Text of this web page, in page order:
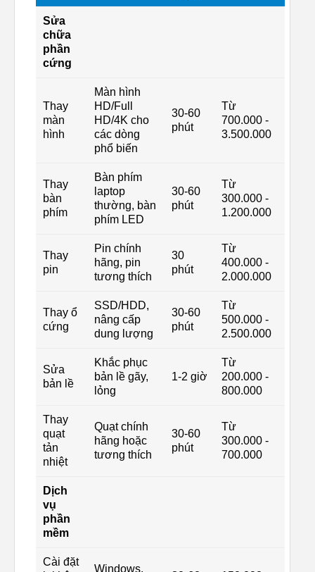
Sửa
chữa
phần
cứng
Thay
màn
hình
Màn hình
HD/Full
HD/4K cho
các dòng
phổ biến
30-60
phút
Từ
700.000 -
3.500.000
Thay
bàn
phím
Bàn phím
laptop
thường, bàn
phím LED
30-60
phút
Từ
300.000 -
1.200.000
Thay
pin
Pin chính
hãng, pin
tương thích
30
phút
Từ
400.000 -
2.000.000
Thay ổ
cứng
SSD/HDD,
nâng cấp
dung lượng
30-60
phút
Từ
500.000 -
2.500.000
Sửa
bản lề
Khắc phục
bản lề gãy,
lỏng
1-2 giờ
Từ
200.000 -
800.000
Thay
quạt
tản
nhiệt
Quạt chính
hãng hoặc
tương thích
30-60
phút
Từ
300.000 -
700.000
Dịch
vụ
phần
mềm
Cài đặt
Windows,